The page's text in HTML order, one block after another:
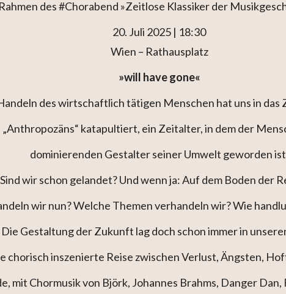
Rahmen des #Chorabend »Zeitlose Klassiker der
20. Juli 2025 | 18:30
Wien – Rathausplatz
»will have gone«
des wirtschaftlich tätigen Menschen hat uns in das
„Anthropozäns“ katapultiert, ein Zeitalter, in dem der
dominierenden Gestalter seiner Umwelt geworden
Sind wir schon gelandet? Und wenn ja: Auf dem Boden der
wir nun? Welche Themen verhandeln wir? Wie
Gestaltung der Zukunft lag doch schon immer in
chorisch inszenierte Reise zwischen Verlust, Ängsten,
mit Chormusik von Björk, Johannes Brahms, Danger Dan,